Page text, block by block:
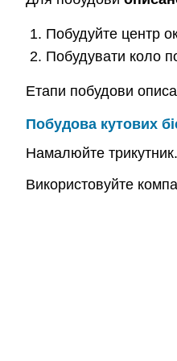
Побудуйте центр
Побудувати коло
Етапи побудови
Побудова кутових
Намалюйте трикутник.
Використовуйте